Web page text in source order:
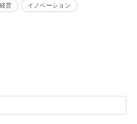
営 イノベーション